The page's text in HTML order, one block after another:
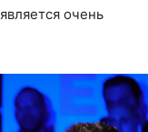
очень